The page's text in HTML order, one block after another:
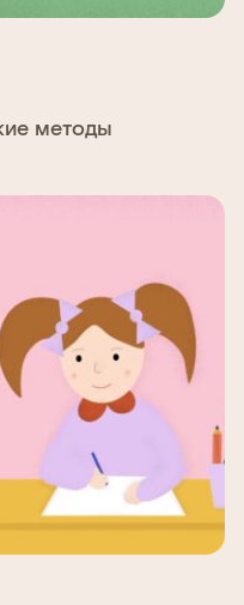
методы